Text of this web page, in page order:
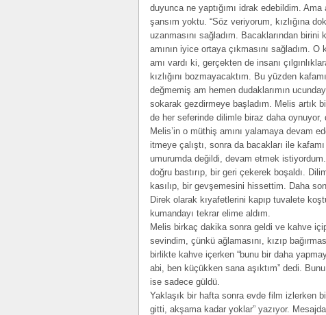
duyunca ne yaptığımı idrak edebildim.
şansım yoktu. “Söz veriyorum, kızlığına
uzanmasını sağladım. Bacaklarından
amının iyice ortaya çıkmasını sağladım.
amı vardı ki, gerçekten de insanı
kızlığını bozmayacaktım. Bu yüzden
değmemiş am hemen dudaklarımın
sokarak gezdirmeye başladım. Melis artık
de her seferinde dilimle biraz daha oynuyor,
Melis’in o müthiş amını yalamaya devam
itmeye çalıştı, sonra da bacakları ile
umurumda değildi, devam etmek
doğru bastırıp, bir geri çekerek boşaldı.
kasılıp, bir gevşemesini hissettim. Daha
Direk olarak kıyafetlerini kapıp tuvalete
kumandayı tekrar elime aldım.
Melis birkaç dakika sonra geldi ve kahve
sevindim, çünkü ağlamasını, kızıp
birlikte kahve içerken “bunu bir daha
abi, ben küçükken sana aşıktım” dedi.
ise sadece güldü.
Yaklaşık bir hafta sonra evde film izlerken
gitti, akşama kadar yoklar” yazıyor.